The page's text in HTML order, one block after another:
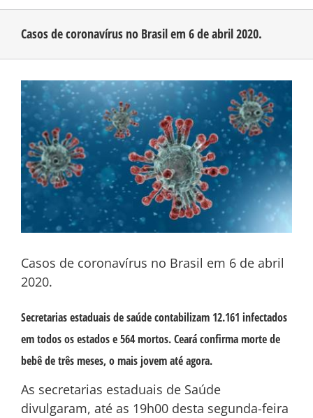
PUBLICIDADE
CONTATO
Casos de coronavírus no Brasil em 6 de abril 2020.
View
Larger
Image
Casos de coronavírus no Brasil em 6 de abril
2020.
Secretarias estaduais de saúde contabilizam 12.161 infectados
em todos os estados e 564 mortos. Ceará confirma morte de
bebê de três meses, o mais jovem até agora.
As secretarias estaduais de Saúde
divulgaram, até as 19h00 desta segunda-feira